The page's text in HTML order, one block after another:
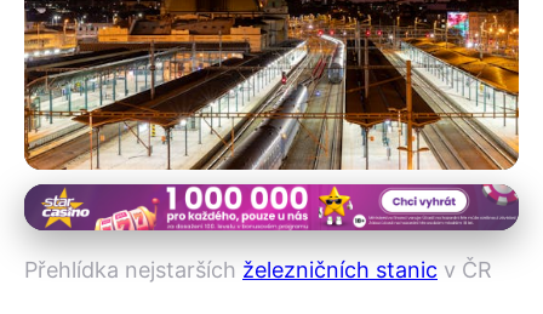
Architektura železničních stanic
Objevte Klenoty Historie:
Přehlídka nejstarších železničních stanic v ČR